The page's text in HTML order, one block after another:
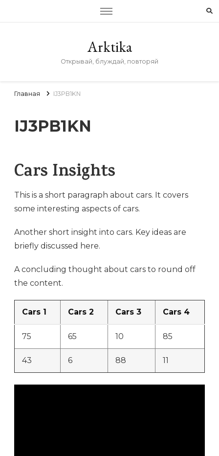
Arktika
Открывай, блуждай, повторяй
Главная IJ3PB1KN
IJ3PB1KN
Cars Insights
This is a short paragraph about cars. It covers
some interesting aspects of cars.
Another short insight into cars. Key ideas are
briefly discussed here.
A concluding thought about cars to round off
the content.
Cars 1 Cars 2 Cars 3 Cars 4
75 65 10 85
43 6 88 11